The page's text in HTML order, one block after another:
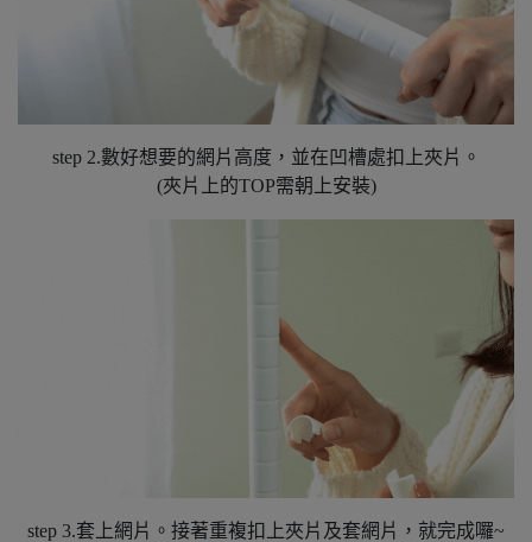
step 2.數好想要的網片高度，並在凹槽處扣上夾片。
(夾片上的TOP需朝上安裝)
step 3.套上網片。接著重複扣上夾片及套網片，就完成囉~